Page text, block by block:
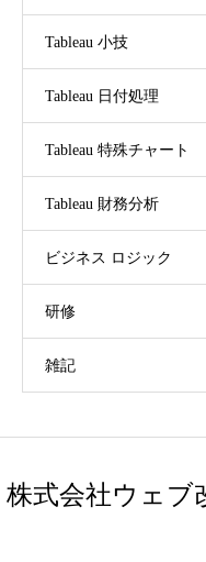
Tableau 小技
Tableau 日付処理
Tableau 特殊チャート
Tableau 財務分析
ビジネス ロジック
研修
雑記
株式会社ウェブ